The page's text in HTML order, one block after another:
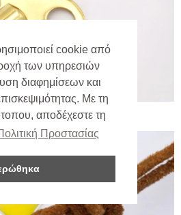
cookie από
των υπηρεσιών
διαφημίσεων και
Με τη
αποδέχεστε τη
Προστασίας